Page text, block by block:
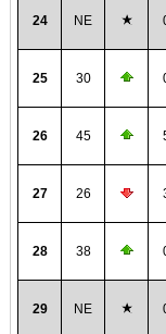
24 NE
25 30
26 45
27 26
28 38
29 NE